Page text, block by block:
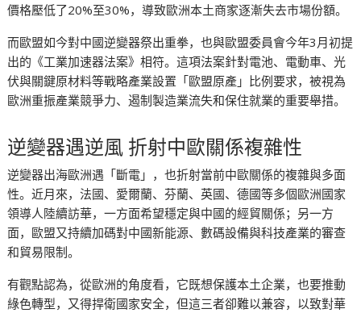
價格壓低了20%至30%，導致歐洲本土商家逐漸失去市場份額。
而歐盟如今對中國逆變器祭出重拳，也與歐盟委員會今年3月初提
出的《工業加速器法案》相符。這項法案針對電池、電動車、光
伏與關鍵原材料等戰略產業設置「歐盟原產」比例要求，被視為
歐洲重振產業競爭力、遏制製造業流失和保住就業的重要舉措。
逆變器遇逆風 折射中歐關係複雜性
逆變器出海歐洲遇「斷電」，也折射當前中歐關係的複雜與多面
性。近月來，法國、愛爾蘭、芬蘭、英國、德國等多個歐洲國家
領導人陸續訪華，一方面希望穩定與中國的經貿關係；另一方
面，歐盟又持續加碼對中國新能源、數碼設備與科技產業的審查
和貿易限制。
有觀點認為，從歐洲的角度看，它既想保護本土企業，也要推動
綠色轉型，又得捍衛國家安全，但這三者卻難以兼容，以致對華